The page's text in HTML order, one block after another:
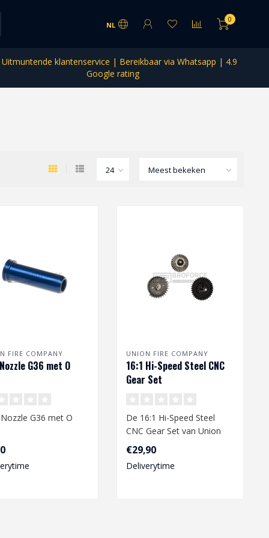
NL
0
Uitmuntende klantenservice | Bereikbaar via Whatsapp | 4.9
Google rating
FIRE COMPANY
G36 met O
G36 met O
UNION FIRE COMPANY
16:1 Hi-Speed Steel CNC
Gear Set
De 16:1 Hi-Speed Steel
CNC Gear Set van Union
Fire, is een zeer hoge
kwaliteit s..
€29,90
Deliverytime